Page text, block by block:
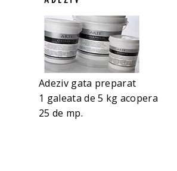
Adeziv gata preparat
1 galeata de 5 kg acopera
25 de mp.